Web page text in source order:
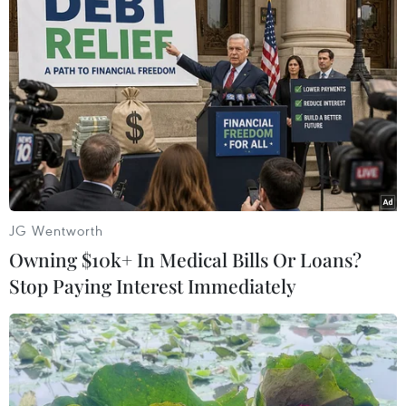
đường đi, Bằng và Tuấn đều nhận được tin
nhắn ghi rõ các địa chỉ giao ma túy tại Thành
phố Hồ Chí Minh.
Rạng sáng 7/10/2022, khi xe khách vừa vào Bến
xe Miền Đông, hai đối tượng này bị lực lượng
chức năng bắt giữ cùng tang vật./.
JG Wentworth
Owning $10k+ In Medical Bills Or Loans?
Stop Paying Interest Immediately